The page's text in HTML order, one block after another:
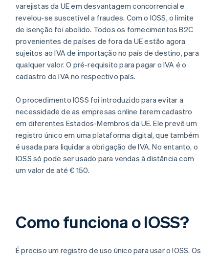
varejistas da UE em desvantagem concorrencial e
revelou-se suscetível a fraudes. Com o IOSS, o limite
de isenção foi abolido. Todos os fornecimentos B2C
provenientes de países de fora da UE estão agora
sujeitos ao IVA de importação no país de destino, para
qualquer valor. O pré-requisito para pagar o IVA é o
cadastro do IVA no respectivo país.
O procedimento IOSS foi introduzido para evitar a
necessidade de as empresas online terem cadastro
em diferentes Estados-Membros da UE. Ele prevê um
registro único em uma plataforma digital, que também
é usada para liquidar a obrigação de IVA. No entanto, o
IOSS só pode ser usado para vendas à distância com
um valor de até € 150.
Como funciona o IOSS?
É preciso um registro de uso único para usar o IOSS. Os